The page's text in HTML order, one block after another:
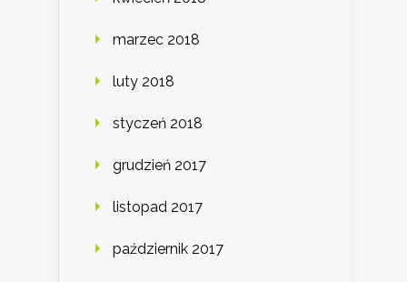
marzec 2018
luty 2018
styczeń 2018
grudzień 2017
listopad 2017
październik 2017